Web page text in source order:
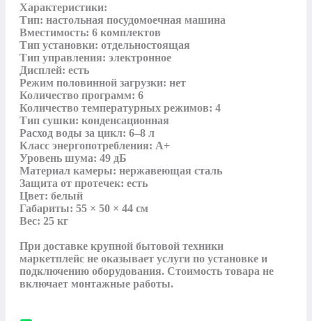
Характеристики:
Тип: настольная посудомоечная машина
Вместимость: 6 комплектов
Тип установки: отдельностоящая
Тип управления: электронное
Дисплей: есть
Режим половинной загрузки: нет
Количество программ: 6
Количество температурных режимов: 4
Тип сушки: конденсационная
Расход воды за цикл: 6–8 л
Класс энергопотребления: A+
Уровень шума: 49 дБ
Материал камеры: нержавеющая сталь
Защита от протечек: есть
Цвет: белый
Габариты: 55 × 50 × 44 см
Вес: 25 кг
При доставке крупной бытовой техники
маркетплейс не оказывает услуги по установке и
подключению оборудования. Стоимость товара не
включает монтажные работы.